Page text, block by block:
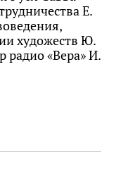
Е.
художеств Ю.
радио «Вера» И.